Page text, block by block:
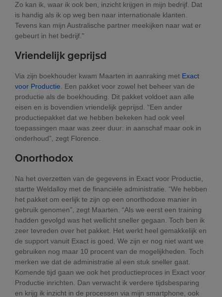
Zo kan ik, waar ik ook ben, inzicht krijgen in mijn bedrijf. Dat
is handig als ik op weg ben naar internationale klanten.
Tevens kan mijn Australische partner meekijken naar wat er
gebeurt in het bedrijf."
Vriendelijk geprijsd
Via zijn boekhouder kwam Maarten in aanraking met Exact
voor Productie . Een pakket voor zowel het beheer van de
productie als de boekhouding. Dit pakket voldoet aan alle
eisen en is bovendien vriendelijk geprijsd. “Een ander
productiepakket dat we hebben bekeken had ook veel
toepassingen maar was zeer duur: in aanschaf maar ook in
onderhoud”, zegt Florence.
Onorthodox
Na het overzetten van de gegevens in Exact voor Productie,
startte Weldalloy met de financiële administratie. “We hebben
het pakket om eerlijk te zijn op een onorthodoxe manier in
gebruik genomen”, zegt Maarten. “Als we eerst een training
hadden gevolgd was het wellicht sneller gegaan. Toch ben ik
zeer tevreden over het pakket. Het werkt heel gemakkelijk en
de support vanuit Exact is goed. We zijn er nog niet want we
gebruiken nog maar 10 procent van de mogelijkheden. Toch
merken we dat de administratie al een stuk sneller gaat.
Komende tijd gaan we ook het productieproces in Exact voor
Productie inrichten. Dan verwacht ik verdere tijdsbesparing
en krijg ik inzicht in de processen via mijn smartphone, ook